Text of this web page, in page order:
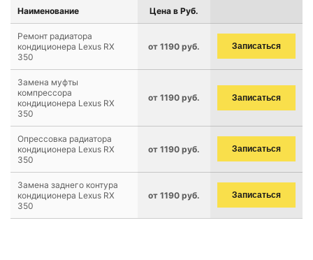
Наименование Цена в Руб.
Ремонт радиатора
кондиционера Lexus RX
350
от 1190 руб. Записаться
Замена муфты
компрессора
кондиционера Lexus RX
350
от 1190 руб. Записаться
Опрессовка радиатора
кондиционера Lexus RX
350
от 1190 руб. Записаться
Замена заднего контура
кондиционера Lexus RX
350
от 1190 руб. Записаться